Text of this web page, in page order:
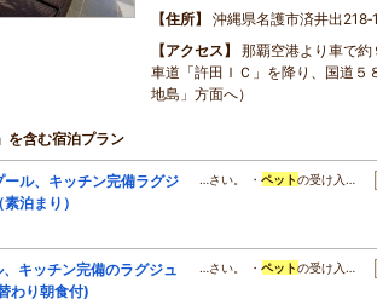
住所
沖縄県名護市済井出
アクセス
那覇空港より車で
車道「許田ＩＣ」を降り、国道５
地島」方面へ）
を含む宿泊プラン
ル、キッチン完備ラグジ
泊まり）
…さい。 ・ペットの受け入…
キッチン完備のラグジュ
わり朝食付)
…さい。 ・ペットの受け入…